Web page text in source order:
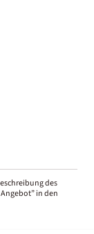
des
in den